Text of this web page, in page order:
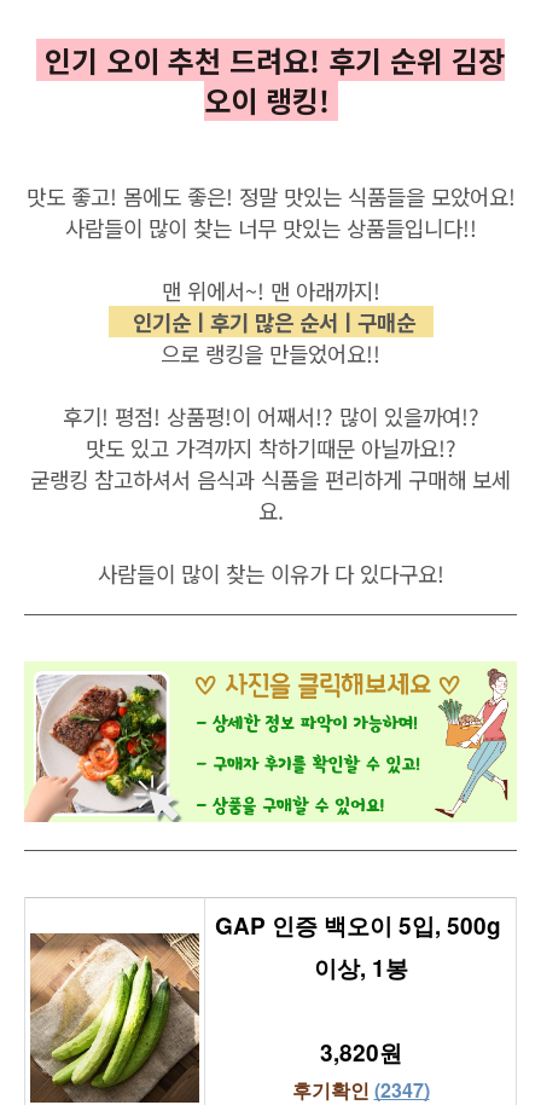
인기 오이 추천 드려요! 후기 순위 김장
오이 랭킹!
맛도 좋고! 몸에도 좋은! 정말 맛있는 식품들을 모았어요!
사람들이 많이 찾는 너무 맛있는 상품들입니다!!
맨 위에서~! 맨 아래까지!
인기순ㅣ 후기 많은 순서ㅣ구매순
으로 랭킹을 만들었어요!!
후기! 평점! 상품평!이 어째서!? 많이 있을까여!?
맛도 있고 가격까지 착하기때문 아닐까요!?
굳랭킹 참고하셔서 음식과 식품을 편리하게 구매해 보세
요.
사람들이 많이 찾는 이유가 다 있다구요!
GAP 인증 백오이 5입, 500g
이상, 1봉
3,820원
후기확인 (2347)